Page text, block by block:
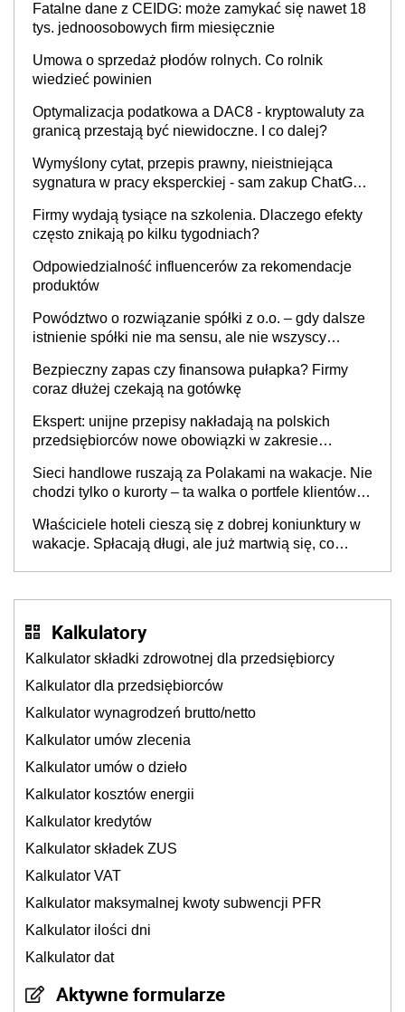
Fatalne dane z CEIDG: może zamykać się nawet 18
tys. jednoosobowych firm miesięcznie
Umowa o sprzedaż płodów rolnych. Co rolnik
wiedzieć powinien
Optymalizacja podatkowa a DAC8 - kryptowaluty za
granicą przestają być niewidoczne. I co dalej?
Wymyślony cytat, przepis prawny, nieistniejąca
sygnatura w pracy eksperckiej - sam zakup ChatGPT
Firmy wydają tysiące na szkolenia. Dlaczego efekty
często znikają po kilku tygodniach?
Odpowiedzialność influencerów za rekomendacje
produktów
Powództwo o rozwiązanie spółki z o.o. – gdy dalsze
istnienie spółki nie ma sensu, ale nie wszyscy
Bezpieczny zapas czy finansowa pułapka? Firmy
coraz dłużej czekają na gotówkę
Ekspert: unijne przepisy nakładają na polskich
przedsiębiorców nowe obowiązki w zakresie
Sieci handlowe ruszają za Polakami na wakacje. Nie
chodzi tylko o kurorty – ta walka o portfele klientów
cichu
Właściciele hoteli cieszą się z dobrej koniunktury w
wakacje. Spłacają długi, ale już martwią się, co
Kalkulatory
Kalkulator składki zdrowotnej dla przedsiębiorcy
Kalkulator dla przedsiębiorców
Kalkulator wynagrodzeń brutto/netto
Kalkulator umów zlecenia
Kalkulator umów o dzieło
Kalkulator kosztów energii
Kalkulator kredytów
Kalkulator składek ZUS
Kalkulator VAT
Kalkulator maksymalnej kwoty subwencji PFR
Kalkulator ilości dni
Kalkulator dat
Aktywne formularze